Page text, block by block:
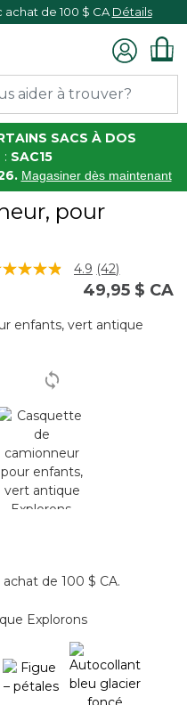
achat de 100 $ CA Détails
SACS À DOS
: SAC15
Magasiner dès maintenant
pour
5 Évaluation des clients
4.9 Lire
les
42
Lien
(42)
49,95 $ CA
de 100 $ CA.
Explorons